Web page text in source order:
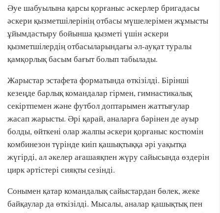
Әуе шабуылына қарсы қорғаныс әскерлер бригадасы
әскери қызметшілерінің отбасы мүшелерімен жұмысты
ұйымдастыру бойынша қызметі үшін әскери
қызметшілердің отбасыларындағы әл-ауқат туралы
қамқорлық басым бағыт болып табылады.
Жарыстар эстафета форматында өткізілді. Бірінші
кезеңде барлық командалар гірмен, гимнастикалық
секіртпемен және футбол доптарымен жаттығулар
жасап жарысты. Әрі қарай, аналарға бәрінен де ауыр
болды, өйткені олар жалпы әскери қорғаныс костюмін
комбинезон түрінде киіп қашықтыққа әрі уақытқа
жүгірді, ал әкелер ағашаяқпен жүру сайысында өздерін
цирк әртістері сияқты сезінді.
Сонымен қатар командалық сайыстардан бөлек, жеке
байқаулар да өткізілді. Мысалы, аналар қашықтық пен